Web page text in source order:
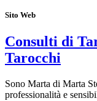
Sito Web
Consulti di
Tarocchi
Sono Marta di Marta
professionalità e